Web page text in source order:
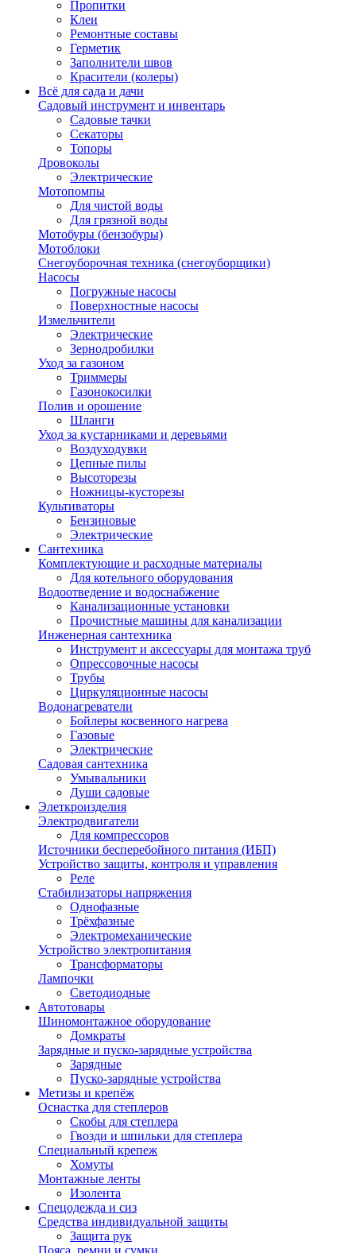
Пропитки
Клеи
Ремонтные составы
Герметик
Заполнители швов
Красители (колеры)
Всё для сада и дачи
Садовый инструмент и инвентарь
Садовые тачки
Секаторы
Топоры
Дровоколы
Электрические
Мотопомпы
Для чистой воды
Для грязной воды
Мотобуры (бензобуры)
Мотоблоки
Снегоуборочная техника (снегоуборщики)
Насосы
Погружные насосы
Поверхностные насосы
Измельчители
Электрические
Зернодробилки
Уход за газоном
Триммеры
Газонокосилки
Полив и орошение
Шланги
Уход за кустарниками и деревьями
Воздуходувки
Цепные пилы
Высоторезы
Ножницы-кусторезы
Культиваторы
Бензиновые
Электрические
Сантехника
Комплектующие и расходные материалы
Для котельного оборудования
Водоотведение и водоснабжение
Канализационные установки
Прочистные машины для канализации
Инженерная сантехника
Инструмент и аксессуары для монтажа труб
Опрессовочные насосы
Трубы
Циркуляционные насосы
Водонагреватели
Бойлеры косвенного нагрева
Газовые
Электрические
Садовая сантехника
Умывальники
Души садовые
Элеткроизделия
Электродвигатели
Для компрессоров
Источники бесперебойного питания (ИБП)
Устройство защиты, контроля и управления
Реле
Стабилизаторы напряжения
Однофазные
Трёхфазные
Электромеханические
Устройство электропитания
Трансформаторы
Лампочки
Светодиодные
Автотовары
Шиномонтажное оборудование
Домкраты
Зарядные и пуско-зарядные устройства
Зарядные
Пуско-зарядные устройства
Метизы и крепёж
Оснастка для степлеров
Скобы для степлера
Гвозди и шпильки для степлера
Специальный крепеж
Хомуты
Монтажные ленты
Изолента
Спецодежда и сиз
Средства индивидуальной защиты
Защита рук
Пояса, ремни и сумки